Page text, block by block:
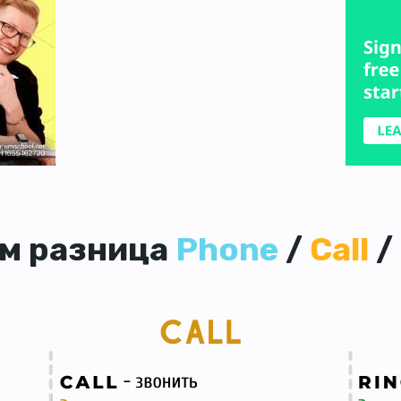
разница Phone / Call /